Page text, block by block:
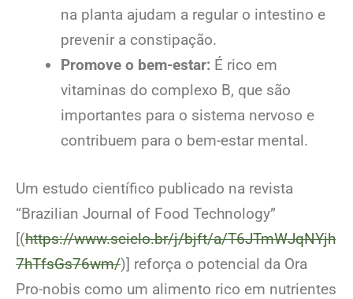
na planta ajudam a regular o intestino e
prevenir a constipação.
Promove o bem-estar: É rico em
vitaminas do complexo B, que são
importantes para o sistema nervoso e
contribuem para o bem-estar mental.
Um estudo científico publicado na revista
“Brazilian Journal of Food Technology”
[(https://www.scielo.br/j/bjft/a/T6JTmWJqNYjh
7hTfsGs76wm/)] reforça o potencial da Ora
Pro-nobis como um alimento rico em nutrientes